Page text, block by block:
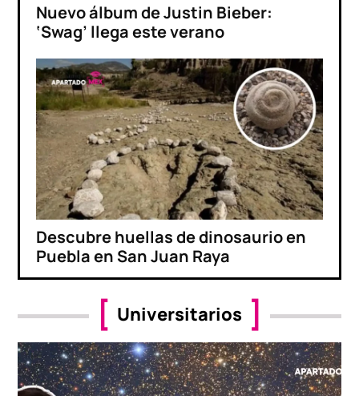
Nuevo álbum de Justin Bieber:
‘Swag’ llega este verano
Descubre huellas de dinosaurio en
Puebla en San Juan Raya
Universitarios